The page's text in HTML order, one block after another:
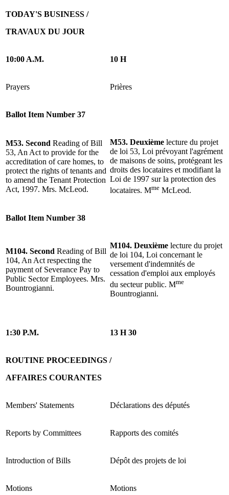
TODAY'S BUSINESS /
TRAVAUX DU JOUR
10:00 A.M. 10 H
Prayers Prières
Ballot Item Number 37
M53. Second Reading of Bill
53, An Act to provide for the
accreditation of care homes, to
protect the rights of tenants and
to amend the Tenant Protection
Act, 1997. Mrs. McLeod.
M53. Deuxième lecture du projet
de loi 53, Loi prévoyant l'agrément
de maisons de soins, protégeant les
droits des locataires et modifiant la
Loi de 1997 sur la protection des
locataires. Mme McLeod.
Ballot Item Number 38
M104. Second Reading of Bill
104, An Act respecting the
payment of Severance Pay to
Public Sector Employees. Mrs.
Bountrogianni.
M104. Deuxième lecture du projet
de loi 104, Loi concernant le
versement d'indemnités de
cessation d'emploi aux employés
du secteur public. Mme
Bountrogianni.
1:30 P.M. 13 H 30
ROUTINE PROCEEDINGS /
AFFAIRES COURANTES
Members' Statements Déclarations des députés
Reports by Committees Rapports des comités
Introduction of Bills Dépôt des projets de loi
Motions Motions